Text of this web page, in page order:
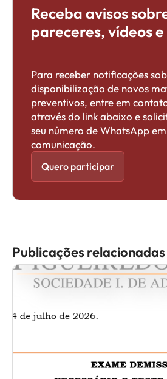
Receba avisos
pareceres, vídeos
Para receber notificações
disponibilização de novos
preventivos, entre em
através do link abaixo e
seu número de WhatsApp
comunicação.
Quero participar
Publicações relacionadas